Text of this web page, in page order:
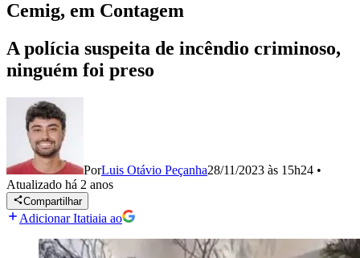
Cemig, em Contagem
A polícia suspeita de incêndio criminoso,
ninguém foi preso
PorLuis Otávio Peçanha28/11/2023 às 15h24 •
Atualizado há 2 anos
Compartilhar
Adicionar Itatiaia ao